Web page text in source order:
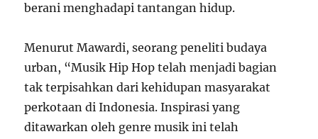
berani menghadapi tantangan hidup.
Menurut Mawardi, seorang peneliti budaya
urban, “Musik Hip Hop telah menjadi bagian
tak terpisahkan dari kehidupan masyarakat
perkotaan di Indonesia. Inspirasi yang
ditawarkan oleh genre musik ini telah